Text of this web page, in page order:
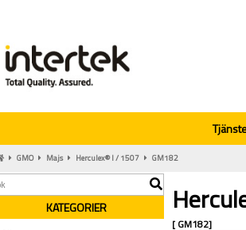
GMO Majs Herculex® I / 1507 GM182
KATEGORIER
[ GM182]